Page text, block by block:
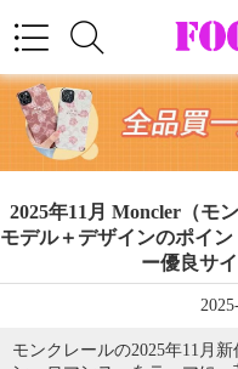
2025年11月 Moncler（モ
モデル＋デザインのポイ
ー優良サイ
モンクレールの2025年11月